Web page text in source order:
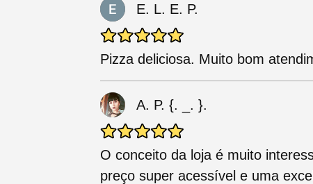
E. L. E. P.
Pizza deliciosa. Muito bom
A. P. {. _. }.
O conceito da loja é muito
preço super acessível e uma